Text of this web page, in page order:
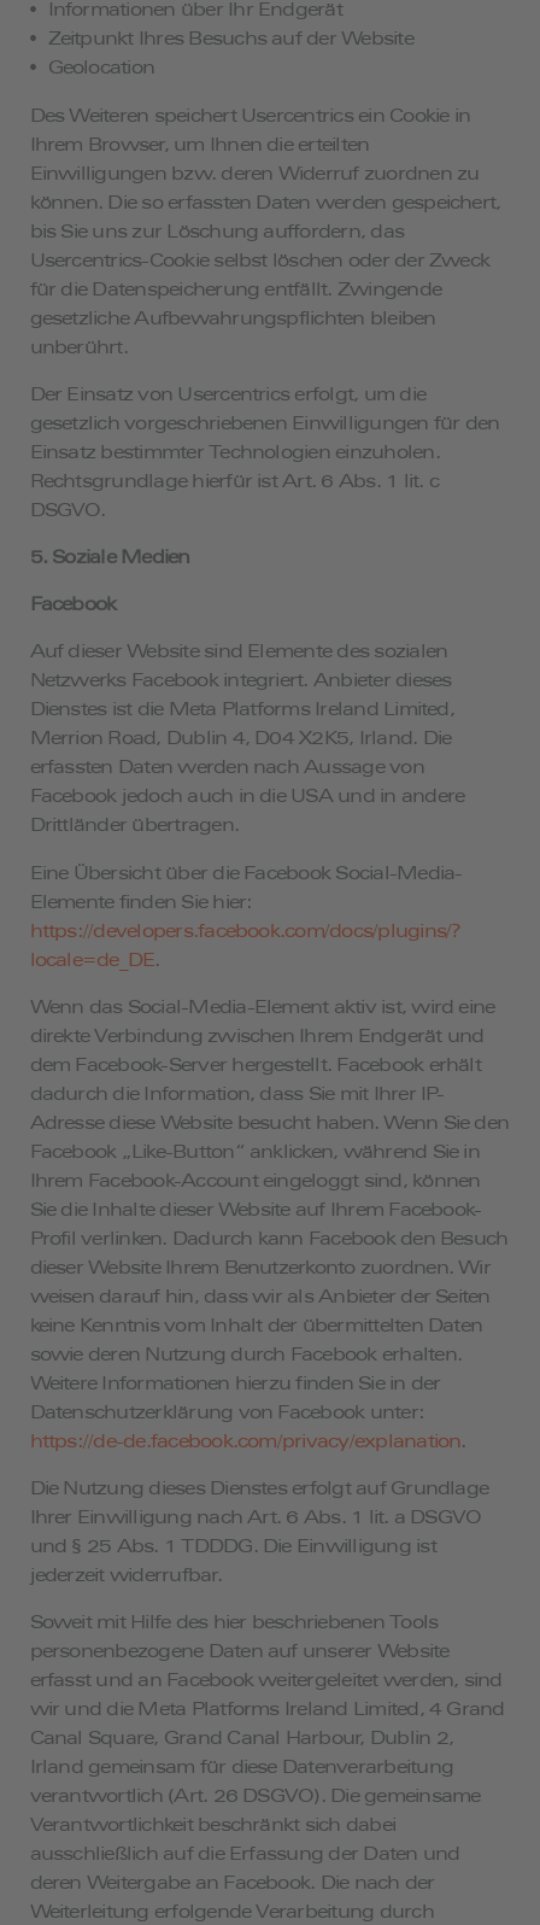
Informationen über Ihr Endgerät
Zeitpunkt Ihres Besuchs auf der Website
Geolocation
Des Weiteren speichert Usercentrics ein Cookie in
Ihrem Browser, um Ihnen die erteilten
Einwilligungen bzw. deren Widerruf zuordnen zu
können. Die so erfassten Daten werden gespeichert,
bis Sie uns zur Löschung auffordern, das
Usercentrics-Cookie selbst löschen oder der Zweck
für die Datenspeicherung entfällt. Zwingende
gesetzliche Aufbewahrungspflichten bleiben
unberührt.
Der Einsatz von Usercentrics erfolgt, um die
gesetzlich vorgeschriebenen Einwilligungen für den
Einsatz bestimmter Technologien einzuholen.
Rechtsgrundlage hierfür ist Art. 6 Abs. 1 lit. c
DSGVO.
5. Soziale Medien
Facebook
Auf dieser Website sind Elemente des sozialen
Netzwerks Facebook integriert. Anbieter dieses
Dienstes ist die Meta Platforms Ireland Limited,
Merrion Road, Dublin 4, D04 X2K5, Irland. Die
erfassten Daten werden nach Aussage von
Facebook jedoch auch in die USA und in andere
Drittländer übertragen.
Eine Übersicht über die Facebook Social-Media-
Elemente finden Sie hier:
https://developers.facebook.com/docs/plugins/?
locale=de_DE.
Wenn das Social-Media-Element aktiv ist, wird eine
direkte Verbindung zwischen Ihrem Endgerät und
dem Facebook-Server hergestellt. Facebook erhält
dadurch die Information, dass Sie mit Ihrer IP-
Adresse diese Website besucht haben. Wenn Sie den
Facebook „Like-Button“ anklicken, während Sie in
Ihrem Facebook-Account eingeloggt sind, können
Sie die Inhalte dieser Website auf Ihrem Facebook-
Profil verlinken. Dadurch kann Facebook den Besuch
dieser Website Ihrem Benutzerkonto zuordnen. Wir
weisen darauf hin, dass wir als Anbieter der Seiten
keine Kenntnis vom Inhalt der übermittelten Daten
sowie deren Nutzung durch Facebook erhalten.
Weitere Informationen hierzu finden Sie in der
Datenschutzerklärung von Facebook unter:
https://de-de.facebook.com/privacy/explanation.
Die Nutzung dieses Dienstes erfolgt auf Grundlage
Ihrer Einwilligung nach Art. 6 Abs. 1 lit. a DSGVO
und § 25 Abs. 1 TDDDG. Die Einwilligung ist
jederzeit widerrufbar.
Soweit mit Hilfe des hier beschriebenen Tools
personenbezogene Daten auf unserer Website
erfasst und an Facebook weitergeleitet werden, sind
wir und die Meta Platforms Ireland Limited, 4 Grand
Canal Square, Grand Canal Harbour, Dublin 2,
Irland gemeinsam für diese Datenverarbeitung
verantwortlich (Art. 26 DSGVO). Die gemeinsame
Verantwortlichkeit beschränkt sich dabei
ausschließlich auf die Erfassung der Daten und
deren Weitergabe an Facebook. Die nach der
Weiterleitung erfolgende Verarbeitung durch